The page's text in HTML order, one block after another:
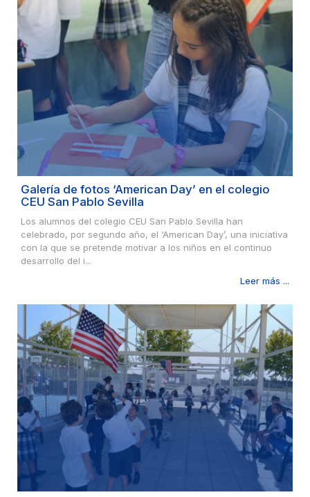
Galería de fotos ‘American Day’ en el colegio
CEU San Pablo Sevilla
Los alumnos del colegio CEU San Pablo Sevilla han
celebrado, por segundo año, el ‘American Day’, una iniciativa
con la que se pretende motivar a los niños en el continuo
desarrollo del i...
Leer más ...